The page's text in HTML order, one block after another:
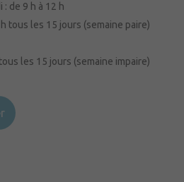
de 9 h à 12 h
tous les 15 jours (semaine paire)
les 15 jours (semaine impaire)